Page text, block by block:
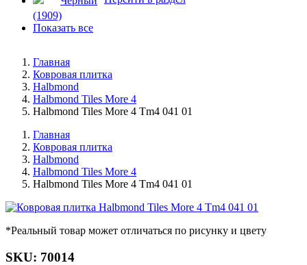
(1909)
Показать все
Главная
Ковровая плитка
Halbmond
Halbmond Tiles More 4
Halbmond Tiles More 4 Tm4 041 01
Главная
Ковровая плитка
Halbmond
Halbmond Tiles More 4
Halbmond Tiles More 4 Tm4 041 01
*Реальный товар может отличаться по рисунку и цвету
SKU: 70014